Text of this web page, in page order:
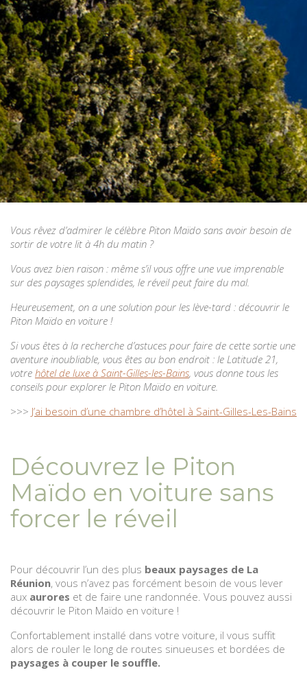
Vous rêvez d’admirer le célèbre Piton Maïdo sans avoir besoin de
sortir de votre lit à 4h du matin ?
Vous avez bien raison : même s’il vous offre une vue imprenable
sur des paysages splendides, le réveil peut faire du mal.
Heureusement, on a une solution pour les lève-tard : découvrir le
Piton Maïdo en voiture !
Si vous êtes à la recherche d’astuces pour faire de cette sortie une
aventure inoubliable, vous êtes au bon endroit : le Latitude 21,
votre hôtel de luxe à Saint-Gilles-les-Bains, vous donne tous les
conseils pour explorer le Piton Maïdo en voiture.
>>> J’ai besoin d’une chambre d’hôtel à Saint-Gilles-Les-Bains
Découvrez le Piton
Maïdo en voiture sans
forcer le réveil
Pour découvrir l’un des plus beaux paysages de La
Réunion, vous n’avez pas forcément besoin de vous lever
aux aurores et de faire une randonnée. Vous pouvez aussi
découvrir le Piton Maïdo en voiture !
Confortablement installé dans votre voiture, il vous suffit
alors de rouler le long de routes sinueuses et bordées de
paysages à couper le souffle.